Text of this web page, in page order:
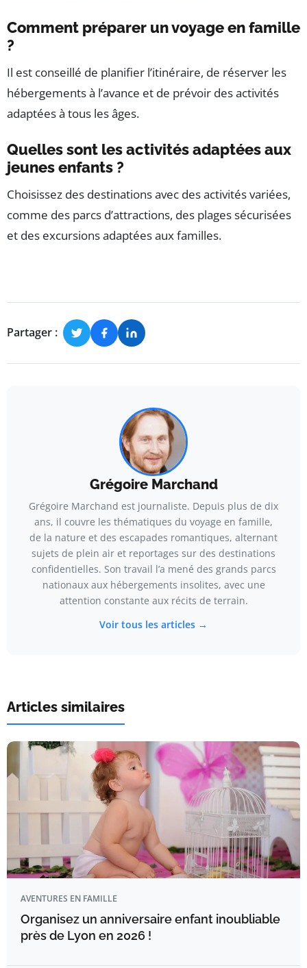
Comment préparer un voyage en famille
?
Il est conseillé de planifier l’itinéraire, de réserver les
hébergements à l’avance et de prévoir des activités
adaptées à tous les âges.
Quelles sont les activités adaptées aux
jeunes enfants ?
Choisissez des destinations avec des activités variées,
comme des parcs d’attractions, des plages sécurisées
et des excursions adaptées aux familles.
Partager :
Grégoire Marchand
Grégoire Marchand est journaliste. Depuis plus de dix
ans, il couvre les thématiques du voyage en famille,
de la nature et des escapades romantiques, alternant
sujets de plein air et reportages sur des destinations
confidentielles. Son travail l’a mené des grands parcs
nationaux aux hébergements insolites, avec une
attention constante aux récits de terrain.
Voir tous les articles →
Articles similaires
AVENTURES EN FAMILLE
Organisez un anniversaire enfant inoubliable
près de Lyon en 2026 !